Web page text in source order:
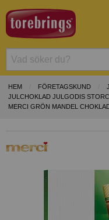
HEM FÖRETAGSKUND
JULCHOKLAD JULGODIS
MERCI GRÖN MANDEL